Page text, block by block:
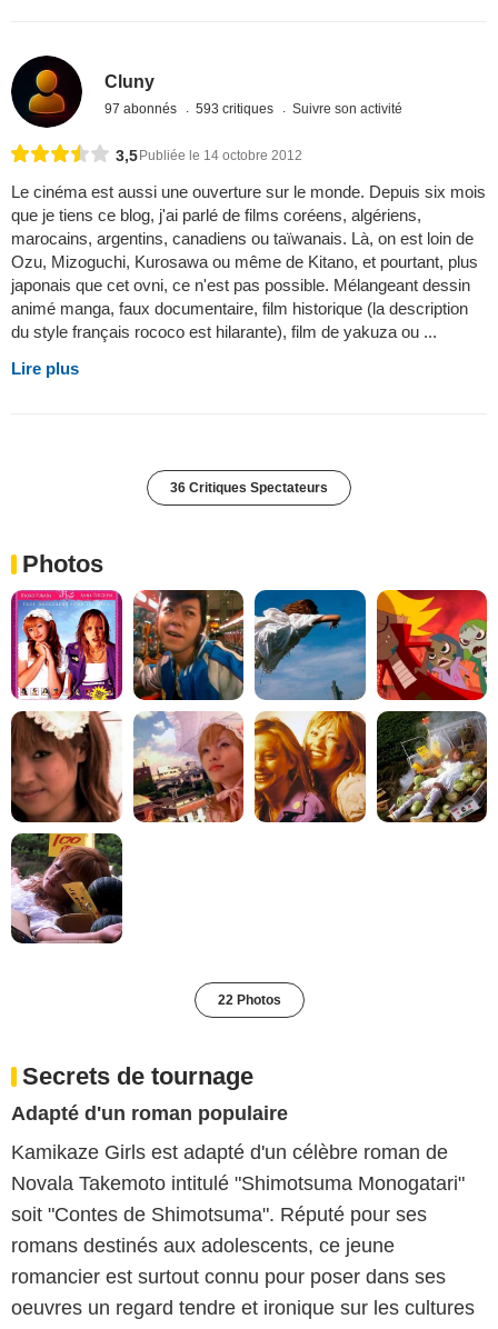
Cluny
97 abonnés 593 critiques Suivre son activité
3,5Publiée le 14 octobre 2012
Le cinéma est aussi une ouverture sur le monde. Depuis six mois
que je tiens ce blog, j'ai parlé de films coréens, algériens,
marocains, argentins, canadiens ou taïwanais. Là, on est loin de
Ozu, Mizoguchi, Kurosawa ou même de Kitano, et pourtant, plus
japonais que cet ovni, ce n'est pas possible. Mélangeant dessin
animé manga, faux documentaire, film historique (la description
du style français rococo est hilarante), film de yakuza ou ...
Lire plus
36 Critiques Spectateurs
Photos
22 Photos
Secrets de tournage
Adapté d'un roman populaire
Kamikaze Girls est adapté d'un célèbre roman de
Novala Takemoto intitulé "Shimotsuma Monogatari"
soit "Contes de Shimotsuma". Réputé pour ses
romans destinés aux adolescents, ce jeune
romancier est surtout connu pour poser dans ses
oeuvres un regard tendre et ironique sur les cultures